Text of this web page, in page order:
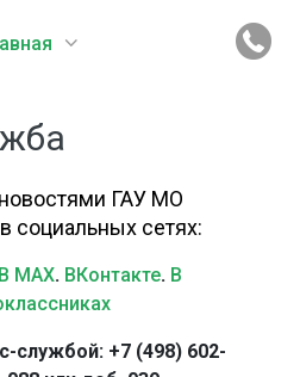
ГАУ МО
социальных сетях:
В MAX. ВКонтакте. В
службой: +7 (498) 602-